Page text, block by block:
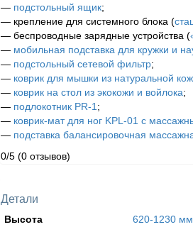
— подстольный ящик;
— крепление для системного блока (
— беспроводные зарядные устройства (
— мобильная подставка для кружки и
— подстольный сетевой фильтр;
— коврик для мышки из натуральной
— коврик на стол из экокожи и войлока;
— подлокотник PR-1;
— коврик-мат для ног KPL-01 с
— подставка балансировочная
0/5 (0 отзывов)
Детали
Высота
620-1230 мм